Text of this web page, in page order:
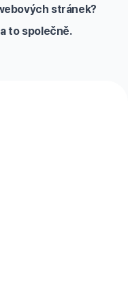
stránek?
to společně.